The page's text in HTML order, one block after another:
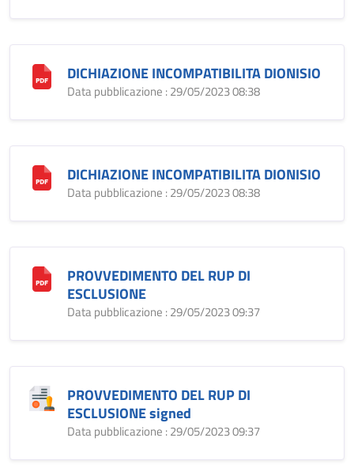
DICHIAZIONE INCOMPATIBILITA DIONISIO
Data pubblicazione : 29/05/2023 08:38
DICHIAZIONE INCOMPATIBILITA DIONISIO
Data pubblicazione : 29/05/2023 08:38
PROVVEDIMENTO DEL RUP DI
ESCLUSIONE
Data pubblicazione : 29/05/2023 09:37
PROVVEDIMENTO DEL RUP DI
ESCLUSIONE signed
Data pubblicazione : 29/05/2023 09:37